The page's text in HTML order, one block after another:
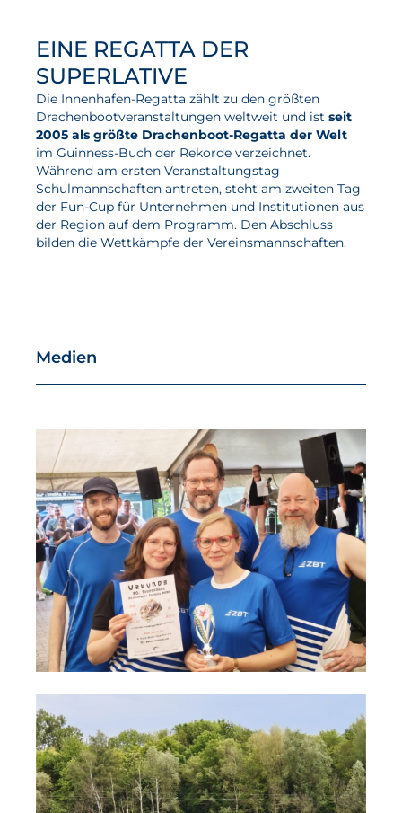
EINE REGATTA DER
SUPERLATIVE
Die Innenhafen-Regatta zählt zu den größten
Drachenbootveranstaltungen weltweit und ist seit
2005 als größte Drachenboot-Regatta der Welt
im Guinness-Buch der Rekorde verzeichnet.
Während am ersten Veranstaltungstag
Schulmannschaften antreten, steht am zweiten Tag
der Fun-Cup für Unternehmen und Institutionen aus
der Region auf dem Programm. Den Abschluss
bilden die Wettkämpfe der Vereinsmannschaften.
Medien